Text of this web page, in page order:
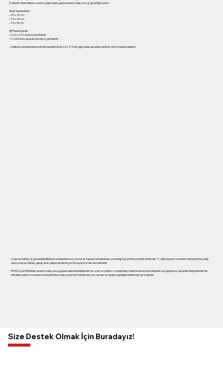
Kullanım Alanı: Bakım-onarım çalışmaları, geçici enerji izolasyonu, iş güvenliği uyarısı
Ebat Seçenekleri:
• 10 x 20 cm
• 13 x 25 cm
• 15 x 30 cm
📦 Paket İçeriği:
1 x LS-LT14 Askılı Uyarı Etiketi
1 x Cırtlı Askı Aparatı (ücretsiz gönderilir)
⚠ Bakım süreçlerinde kontrolü kaybetmeyin. LS-LT14 ile çalışmaları güvenle yürütün, riski ortadan kaldırın!
Locksan Safety, iş güvenliği kilitleme ve etiketleme (Lockout & Tagout) ürünlerinde uzmanlaşmış profesyonel bir üreticidir. 11 yıllık tasarım ve üretim deneyimine sahip
olan Locksan Safety, geniş ürün yelpazesi ile birçok firmaya hizmet vermektedir.
EKED Uyarı Etiketleri, enerji izolasyonu uygulamalarında bilgilendirme, uyarı ve yetkisiz müdahaleyi önleme amacıyla kullanılan vazgeçilmez güvenlik bileşenleridir. Bu
etiketler, bakım ve onarım süreçlerinde izolasyonun kim tarafından, ne zaman ve neden yapıldığını belirtmek için kullanılır.
Size Destek Olmak İçin Buradayız!